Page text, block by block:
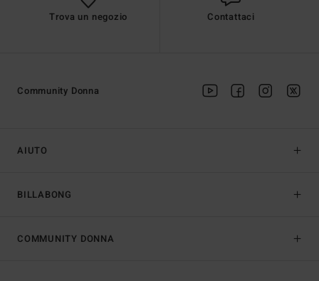
Trova un negozio Contattaci
AIUTO
BILLABONG
Community Donna
COMMUNITY DONNA